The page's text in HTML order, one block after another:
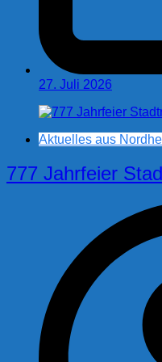
27. Juli 2026
Aktuelles aus
777 Jahrfeier